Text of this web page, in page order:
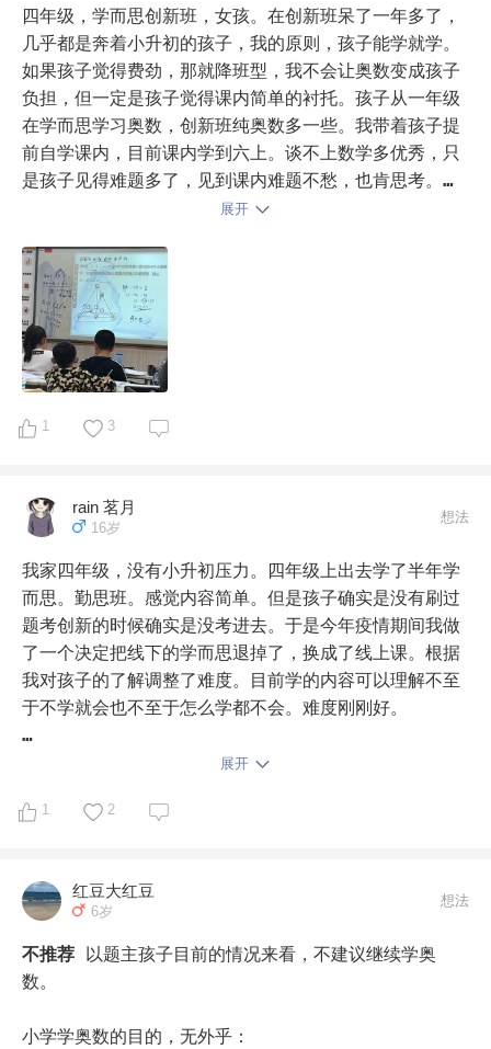
二十分钟一张试卷。分数每次考试保证不下95.第三数学
老师表扬多 说她思维开拓又缜密。理解能力好 理解快
应用在题目里准确。理解深刻 能变通。第四 今年寒假预
习初一数学。自己预习的。除了最后一张没看 前面的预
习完理解做题目检验 发现题目全都会做。我同事家孩子
初一 小学的时候数学也是九五以上 女孩进了初一上半学
期 有两三章听不明白 考了七十多 一百五满分的题目。
课很好理解 一起学书学原来叫一起学奥数 是做奥数起家
的 虽然也有语文英语 但是就数数学课做的精良。
四年级，学而思创新班，女孩。在创新班呆了一年多了，
几乎都是奔着小升初的孩子，我的原则，孩子能学就学。
如果孩子觉得费劲，那就降班型，我不会让奥数变成孩子
负担，但一定是孩子觉得课内简单的衬托。孩子从一年级
在学而思学习奥数，创新班纯奥数多一些。我带着孩子提
前自学课内，目前课内学到六上。谈不上数学多优秀，只
是孩子见得难题多了，见到课内难题不愁，也肯思考。
如果没学奥数，就不要再学了。可以把几何部分给孩子补
补，想来会对以后有用。不如提前学学六年或者初中，更
实际一些。
学而思 2017年新版学而思秘籍·小学数学几何专项突
破(六年级)
学而思 2017年新版学而思秘籍·小学数
展开
1 3
rain 茗月
16岁
想法
我家四年级，没有小升初压力。四年级上出去学了半年学
而思。勤思班。感觉内容简单。但是孩子确实是没有刷过
题考创新的时候确实是没考进去。于是今年疫情期间我做
了一个决定把线下的学而思退掉了，换成了线上课。根据
我对孩子的了解调整了难度。目前学的内容可以理解不至
于不学就会也不至于怎么学都不会。难度刚刚好。
对于奥数我是这样想，看到评论区很多说不要搞奥数了搞
思这半年的感觉就是几乎都是课内拓展，可是学而思说他
就是举一反三的难度。那你要是搞课内你打算怎么学?把
教材过一遍做几道傻傻的题吗？我们上线上的课程目前讲
的很多内容其实不难。但是明显感觉是在为初中做铺垫。
我觉得学学也挺好的。不知道是不是学而思改革了，还是
照自己的步骤慢慢学下去。姑且叫我们学的奥数为课内超
展开
1 2
红豆大红豆
6岁
想法
不推荐 以题主孩子目前的情况来看，不建议继续学奥
数。
小学学奥数的目的，无外乎：